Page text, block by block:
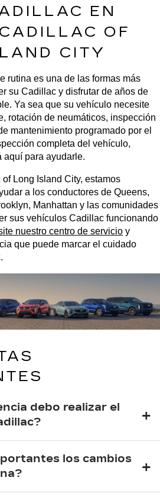
EN
OF
CITY
rutina es una de las formas más
su Cadillac y disfrutar de años de
Ya sea que su vehículo necesite
rotación de neumáticos, inspección
mantenimiento programado por el
completa del vehículo,
aquí para ayudarle.
Long Island City, estamos
a los conductores de Queens,
Manhattan y las comunidades
sus vehículos Cadillac funcionando
nuestro centro de servicio y
que puede marcar el cuidado
debo realizar el
+
los cambios
+